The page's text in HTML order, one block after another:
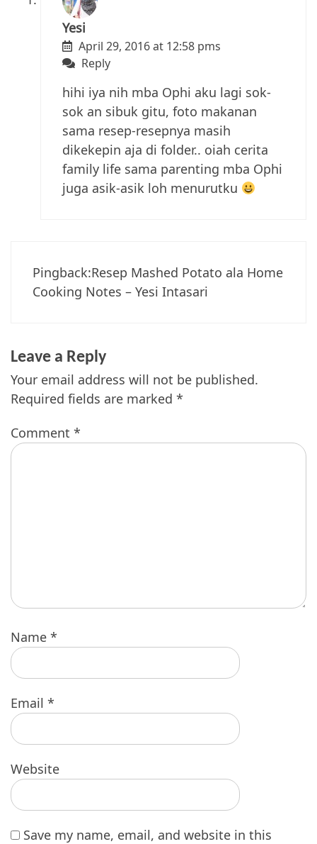
Yesi
April 29, 2016 at 12:58 pms
Reply
hihi iya nih mba Ophi aku lagi sok-
sok an sibuk gitu, foto makanan
sama resep-resepnya masih
dikekepin aja di folder.. oiah cerita
family life sama parenting mba Ophi
juga asik-asik loh menurutku
Pingback:Resep Mashed Potato ala Home
Cooking Notes – Yesi Intasari
Leave a Reply
Your email address will not be published.
Required fields are marked *
Comment *
Name *
Email *
Website
Save my name, email, and website in this